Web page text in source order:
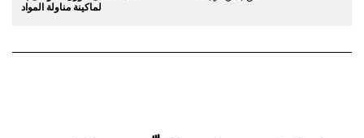
لماكينة مناولة المواد